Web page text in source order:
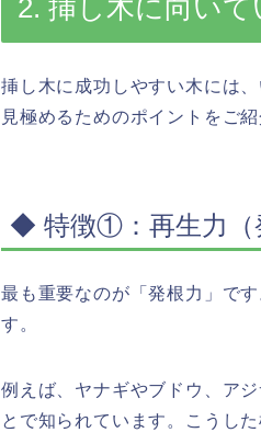
2. 挿し木に向い
挿し木に成功しやすい木には
見極めるためのポイントをご紹
◆ 特徴①：再生力（
最も重要なのが「発根力」で
す。
例えば、ヤナギやブドウ、ア
とで知られています。こうし